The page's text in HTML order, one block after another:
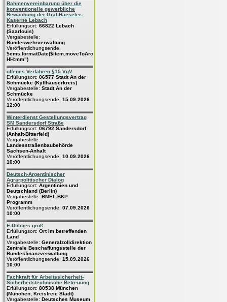
Rahmenvereinbarung über die
konventionelle gewerbliche
Bewachung der Graf-Haeseler-
Kaserne Lebach
Erfüllungsort: 66822 Lebach
(Saarlouis)
Vergabestelle:
Bundeswehrverwaltung
Veröffentlichungsende:
$cms.formatDate($item.moveToArchive,"dd.MM.yyyy
HH:mm")
offenes Verfahren §15 VgV
Erfüllungsort: 06577 Stadt An der
Schmücke (Kyffhäuserkreis)
Vergabestelle: Stadt An der
Schmücke
Veröffentlichungsende: 15.09.2026
12:00
Winterdienst Gestellungsvertrag
SM Sandersdorf Straße
Erfüllungsort: 06792 Sandersdorf
(Anhalt-Bitterfeld)
Vergabestelle:
Landesstraßenbaubehörde
Sachsen-Anhalt
Veröffentlichungsende: 10.09.2026
10:00
Deutsch-Argentinischer
Agrarpolitischer Dialog
Erfüllungsort: Argentinien und
Deutschland (Berlin)
Vergabestelle: BMEL-BKP
Programm
Veröffentlichungsende: 07.09.2026
10:00
E-Utilities groß
Erfüllungsort: Ort im betreffenden
Land
Vergabestelle: Generalzolldirektion
Zentrale Beschaffungsstelle der
Bundesfinanzverwaltung
Veröffentlichungsende: 15.09.2026
10:00
Fachkraft für Arbeitssicherheit-
Sicherheitstechnische Betreuung
Erfüllungsort: 80538 München
(München, Kreisfreie Stadt)
Vergabestelle: Deutsches Museum